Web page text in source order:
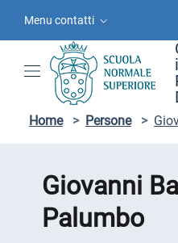
Menu contatti
Home > Persone >
Giovanni
Palumbo